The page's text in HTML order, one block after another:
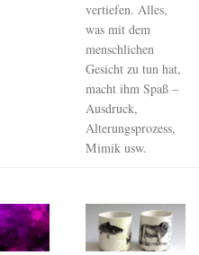
vertiefen. Alles,
was mit dem
menschlichen
Gesicht zu tun hat,
macht ihm Spaß –
Ausdruck,
Alterungsprozess,
Mimik usw.